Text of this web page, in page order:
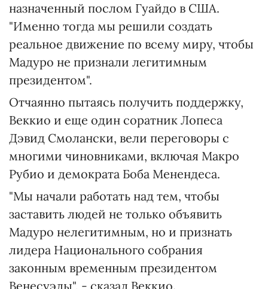
назначенный послом Гуайдо в США.
"Именно тогда мы решили создать
реальное движение по всему миру, чтобы
Мадуро не признали легитимным
президентом".
Отчаянно пытаясь получить поддержку,
Веккио и еще один соратник Лопеса
Дэвид Смолански, вели переговоры с
многими чиновниками, включая Макро
Рубио и демократа Боба Менендеса.
"Мы начали работать над тем, чтобы
заставить людей не только объявить
Мадуро нелегитимным, но и признать
лидера Национального собрания
законным временным президентом
Венесуэлы", - сказал Веккио.